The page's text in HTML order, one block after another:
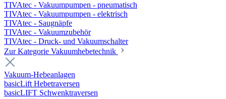
TIVAtec - Vakuumpumpen - pneumatisch
TIVAtec - Vakuumpumpen - elektrisch
TIVAtec - Saugnäpfe
TIVAtec - Vakuumzubehör
TIVAtec - Druck- und Vakuumschalter
Zur Kategorie Vakuumhebetechnik
Vakuum-Hebeanlagen
basicLift Hebetraversen
basicLIFT Schwenktraversen